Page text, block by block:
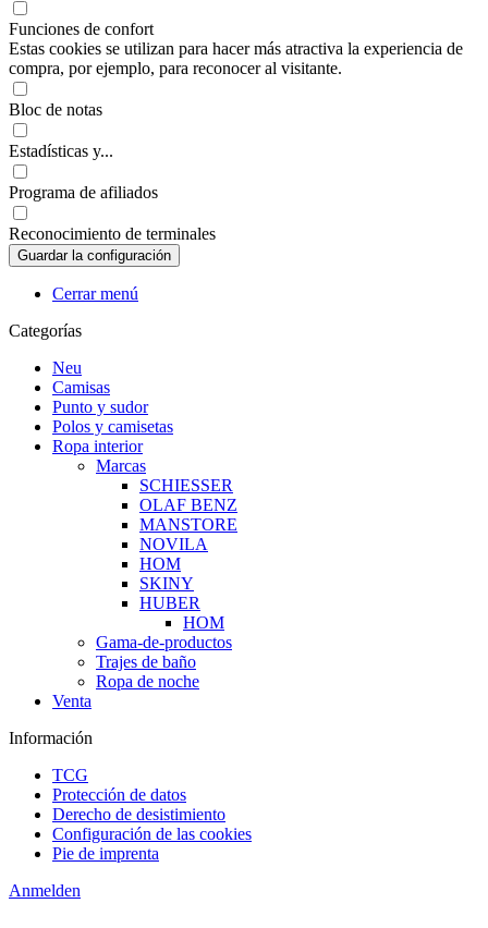
Funciones de confort
Estas cookies se utilizan para hacer más atractiva la experiencia de
compra, por ejemplo, para reconocer al visitante.
Bloc de notas
Estadísticas y...
Programa de afiliados
Reconocimiento de terminales
Cerrar menú
Categorías
Neu
Camisas
Punto y sudor
Polos y camisetas
Ropa interior
Marcas
SCHIESSER
OLAF BENZ
MANSTORE
NOVILA
HOM
SKINY
HUBER
HOM
Gama-de-productos
Trajes de baño
Ropa de noche
Venta
Información
TCG
Protección de datos
Derecho de desistimiento
Configuración de las cookies
Pie de imprenta
Anmelden